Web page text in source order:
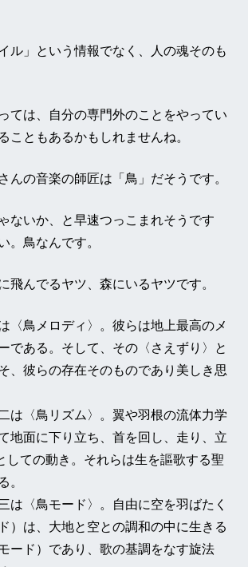
ル」という情報でなく、人の魂そのも
ては、自分の専門外のことをやってい
こともあるかもしれませんね。
んの音楽の師匠は「鳥」だそうです。
ないか、と早速つっこまれそうです
。鳥なんです。
飛んでるヤツ、森にいるヤツです。
〈鳥メロディ〉。彼らは地上最高のメ
である。そして、その〈さえずり〉と
、彼らの存在そのものであり美しき思
は〈鳥リズム〉。翼や羽根の流体力学
地面に下り立ち、首を回し、走り、立
しての動き。それらは生を謳歌する聖
。
は〈鳥モード〉。自由に空を羽ばたく
）は、大地と空との調和の中に生きる
ード）であり、歌の基調をなす旋法